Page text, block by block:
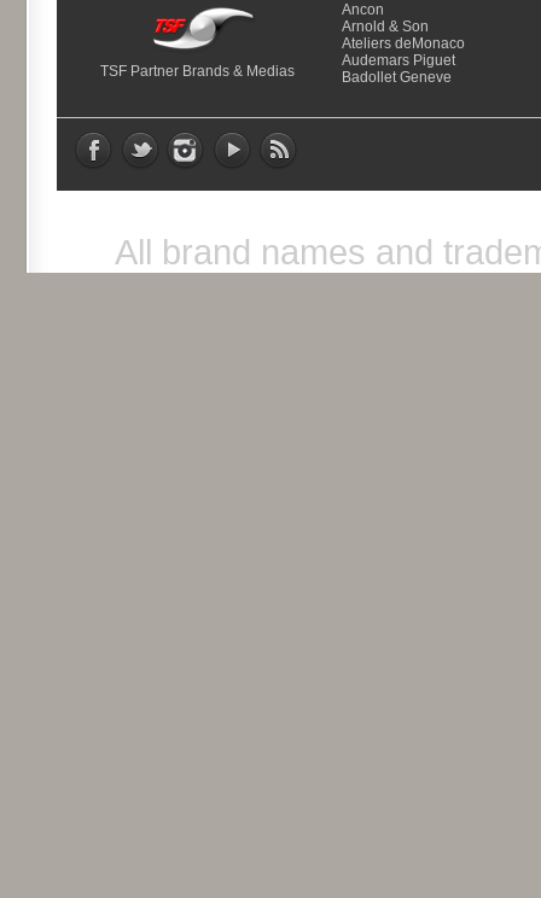
TSF Partner Brands & Medias
Ancon
Arnold & Son
Ateliers deMonaco
Audemars Piguet
Badollet Geneve
All brand names and